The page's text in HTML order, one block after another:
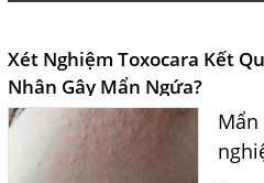
Xét Nghiệm Toxocara Kết
Nhân Gây Mẩn Ngứa?